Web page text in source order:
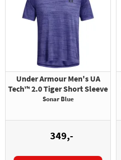
Under Armour Men's UA
Tech™ 2.0 Tiger Short Sleeve
Sonar Blue
349,-